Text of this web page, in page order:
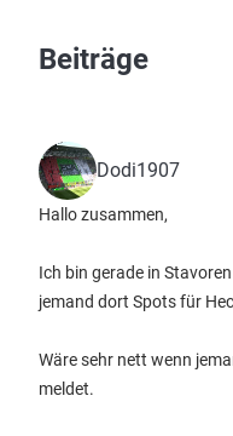
Beiträge
Dodi1907
Hallo zusammen,
Ich bin gerade in
jemand dort Spots für
Wäre sehr nett wenn
meldet.